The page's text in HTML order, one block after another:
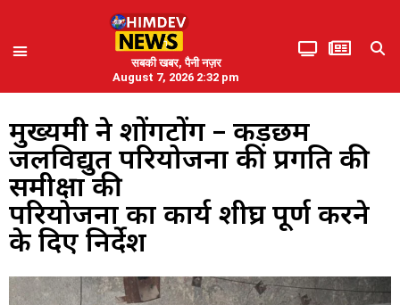
सबकी खबर, पैनी नज़र
August 7, 2026 2:32 pm
मुख्यमंत्री ने शोंगटोंग – कड़छम
जलविद्युत परियोजना की प्रगति की
समीक्षा की
परियोजना का कार्य शीघ्र पूर्ण करने
के दिए निर्देश